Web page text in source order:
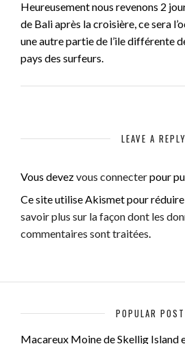
Heureusement nous revenons 2
de Bali après la croisière, ce sera
une autre partie de l’ile différente
pays des surfeurs.
LEAVE A REPLY
Vous devezvous connecterpour
Ce site utilise Akismet pour
savoir plus sur la façon dont les
commentaires sont traitées.
POPULAR
Macareux Moine de Skellig Island